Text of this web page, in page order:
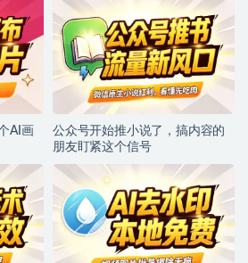
AI画
公众号开始推小说了，搞内容的
朋友盯紧这个信号